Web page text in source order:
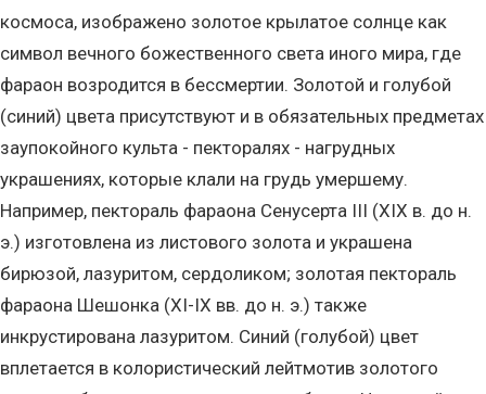
космоса, изображено золотое крылатое солнце как
символ вечного божественного света иного мира, где
фараон возродится в бессмертии. Золотой и голубой
(синий) цвета присутствуют и в обязательных предметах
заупокойного культа - пекторалях - нагрудных
украшениях, которые клали на грудь умершему.
Например, пектораль фараона Сенусерта III (XIX в. до н.
э.) изготовлена из листового золота и украшена
бирюзой, лазуритом, сердоликом; золотая пектораль
фараона Шешонка (XI-IX вв. до н. э.) также
инкрустирована лазуритом. Синий (голубой) цвет
вплетается в колористический лейтмотив золотого